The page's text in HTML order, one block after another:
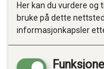
Her kan du vurdere
bruke på dette
informasjonkapsler